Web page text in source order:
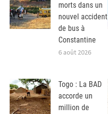
morts dans un
nouvel accident
de bus à
Constantine
6 août 2026
Togo : La BAD
accorde un
million de